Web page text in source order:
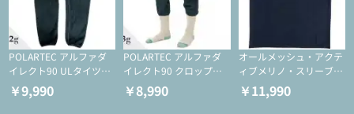
POLARTEC アルファダ
イレクト90 ULタイツ
（アクティブインサレー
ション/テント泊用パジ
￥9,990
POLARTEC アルファダ
イレクト90 クロップド
ULタイツ（アクティブ
インサレーション/テン
￥8,990
オールメッシュ・アクテ
ィブメリノ・スリーブレ
ス
￥11,990